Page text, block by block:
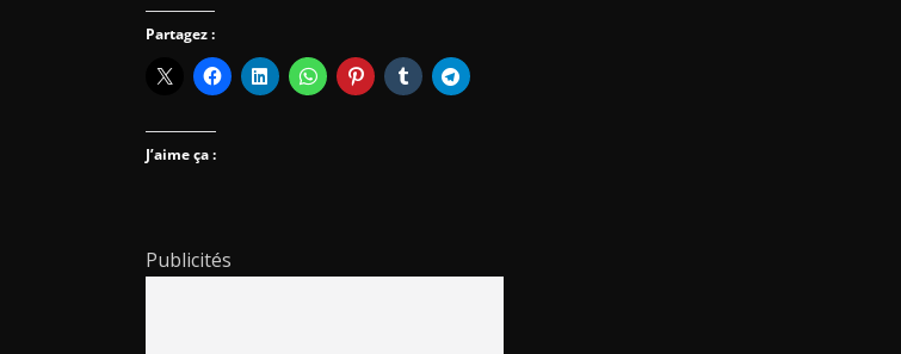
Partagez :
J’aime ça :
Publicités